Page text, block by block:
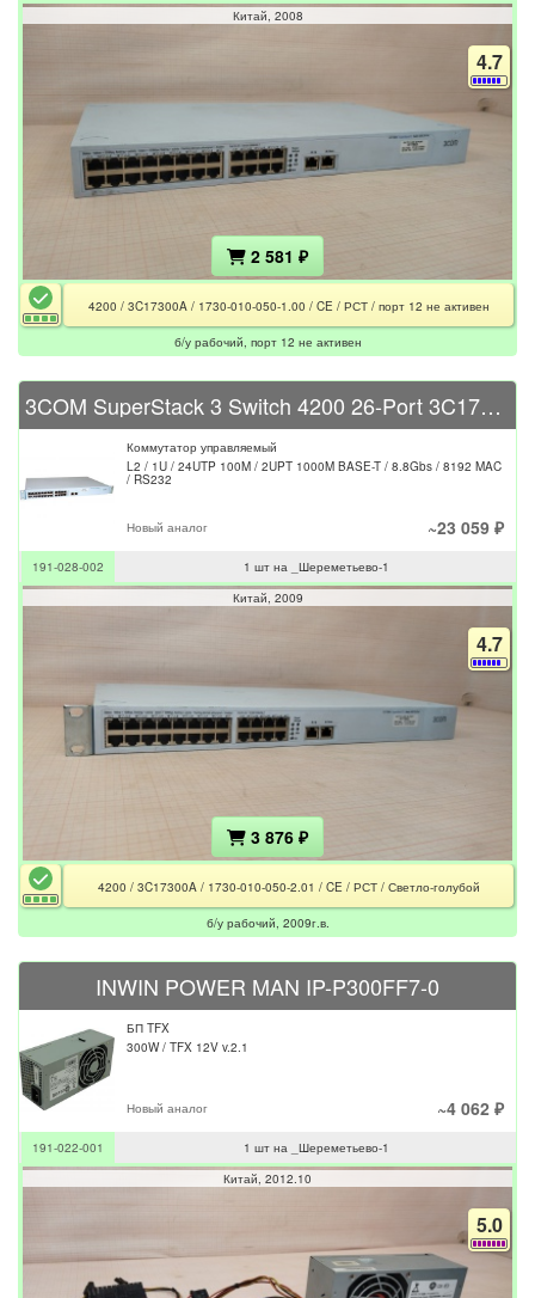
Китай 2008
4.7
2 581 ₽
4200 / 3C17300A / 1730-010-050-1.00 / CE / РСТ / порт 12 не активен
б/у рабочий, порт 12 не активен
3COM SuperStack 3 Switch 4200 26-Port 3C17300A
Коммутатор управляемый
L2 / 1U / 24UTP 100M / 2UPT 1000M BASE-T / 8.8Gbs / 8192 MAC
/ RS232
Новый аналог ~23 059 ₽
191-028-002
1 шт на _Шереметьево-1
Китай 2009
4.7
3 876 ₽
4200 / 3C17300A / 1730-010-050-2.01 / CE / РСТ / Светло-голубой
б/у рабочий, 2009г.в.
INWIN POWER MAN IP-P300FF7-0
БП TFX
300W / TFX 12V v.2.1
Новый аналог ~4 062 ₽
191-022-001
1 шт на _Шереметьево-1
Китай 2012.10
5.0